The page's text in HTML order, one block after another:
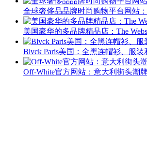
全球奢侈品品牌时尚购物平台网站：
美国豪华的多品牌精品店：The
Blvck Paris美国：全黑连帽衫、服装
Off-White官方网站：意大利街头潮